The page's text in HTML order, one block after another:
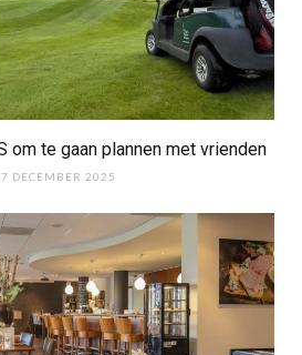
om te gaan plannen met vrienden
DECEMBER 2025